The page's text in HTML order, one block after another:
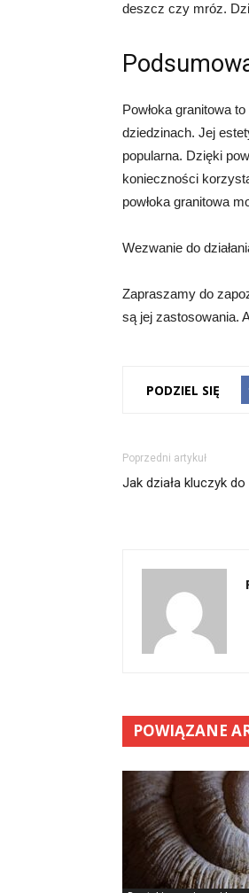
deszcz czy mróz.
Powłoka granitowa
dziedzinach. Jej
popularna. Dzięki
konieczności
powłoka granitowa
Wezwanie do
Zapraszamy do
są jej zastosowania.
PODZIEL SIĘ
Poprzedni artykuł
Jak działa kluczyk do
POWIĄZANE